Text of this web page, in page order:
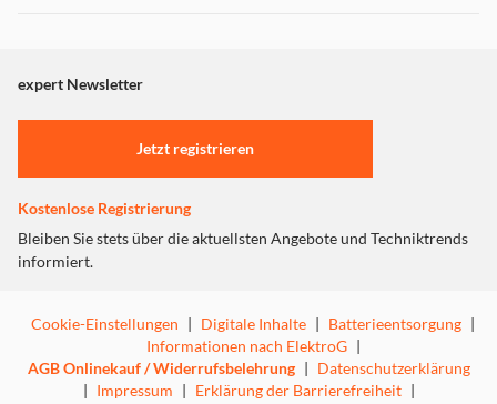
"Marketing".
Einstellungen anpassen
expert Newsletter
Jetzt registrieren
Kostenlose Registrierung
Bleiben Sie stets über die aktuellsten Angebote und Techniktrends
informiert.
Cookie-Einstellungen | Digitale Inhalte | Batterieentsorgung |
Informationen nach ElektroG |
AGB Onlinekauf / Widerrufsbelehrung | Datenschutzerklärung
| Impressum | Erklärung der Barrierefreiheit |